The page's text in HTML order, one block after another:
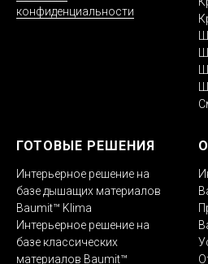
конфиденциальности
ГОТОВЫЕ РЕШЕНИЯ
Интерьерное решение на
базе дышащих материалов
Baumit™ Klima
Интерьерное решение на
базе классических
материалов Baumit™